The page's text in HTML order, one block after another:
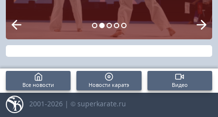
Все новости Новости каратэ Видео
2001-2026 | © superkarate.ru